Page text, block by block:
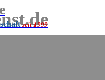
seit 1999